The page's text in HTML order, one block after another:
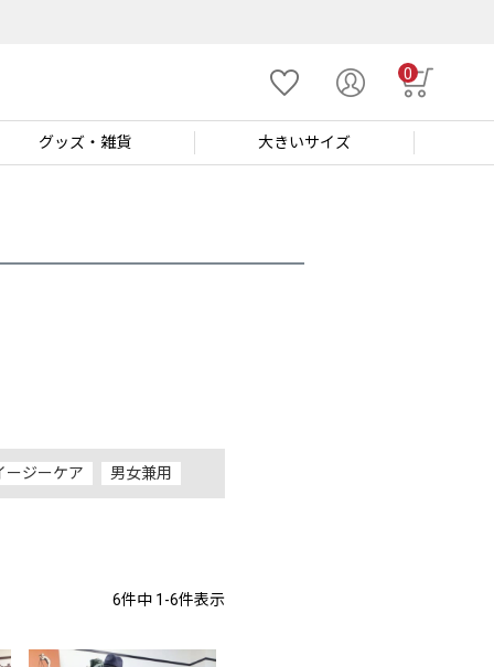
0
グッズ・雑貨 大きいサイズ
ージーケア 男女兼用
6件中 1 -6件表示